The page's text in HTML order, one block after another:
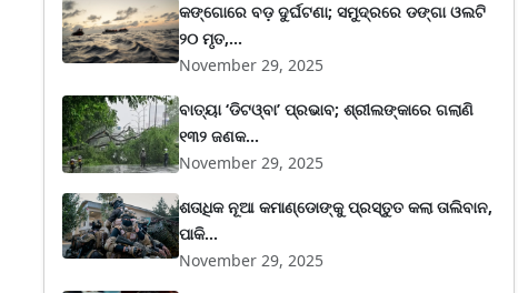
କଙ୍ଗୋରେ ବଡ଼ ଦୁର୍ଘଟଣା; ସମୁଦ୍ରରେ ଡଙ୍ଗା ଓଲଟି
୨୦ ମୃତ,...
November 29, 2025
ବାତ୍ୟା ‘ଡିଟଓ୍ବା’ ପ୍ରଭାବ; ଶ୍ରୀଲଙ୍କାରେ ଗଲାଣି
୧୩୨ ଜଣକ...
November 29, 2025
ଶତାଧିକ ନୂଆ କମାଣ୍ଡୋଙ୍କୁ ପ୍ରସ୍ତୁତ କଲା ତାଲିବାନ,
ପାକି...
November 29, 2025